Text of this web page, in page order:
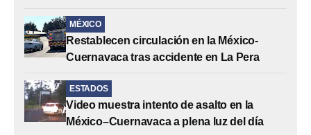
MÉXICO
Restablecen circulación en la México-
Cuernavaca tras accidente en La Pera
ESTADOS
Video muestra intento de asalto en la
México–Cuernavaca a plena luz del día